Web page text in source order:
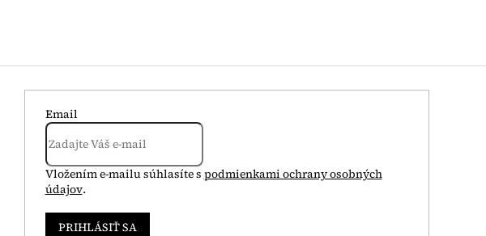
Email
Vložením e-mailu súhlasíte s podmienkami ochrany osobných
údajov.
PRIHLÁSIŤ SA